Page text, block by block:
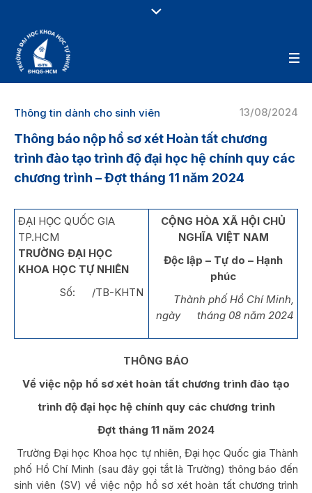
13/08/2024
Thông tin dành cho sinh viên
Thông báo nộp hồ sơ xét Hoàn tất chương
trình đào tạo trình độ đại học hệ chính quy các
chương trình – Đợt tháng 11 năm 2024
ĐẠI HỌC QUỐC GIA
TP.HCM
TRƯỜNG ĐẠI HỌC
KHOA HỌC TỰ NHIÊN
Số: /TB-KHTN
CỘNG HÒA XÃ HỘI CHỦ
NGHĨA VIỆT NAM
Độc lập – Tự do – Hạnh
phúc
Thành phố Hồ Chí Minh,
ngày tháng 08 năm 2024
THÔNG BÁO
Về việc nộp hồ sơ xét hoàn tất chương trình đào tạo
trình độ đại học hệ chính quy các chương trình
Đợt tháng 11 năm 2024
Trường Đại học Khoa học tự nhiên, Đại học Quốc gia Thành
phố Hồ Chí Minh (sau đây gọi tắt là Trường) thông báo đến
sinh viên (SV) về việc nộp hồ sơ xét hoàn tất chương trình